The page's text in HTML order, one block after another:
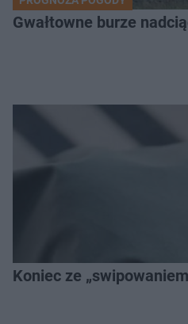
Gwałtowne burze
Koniec ze